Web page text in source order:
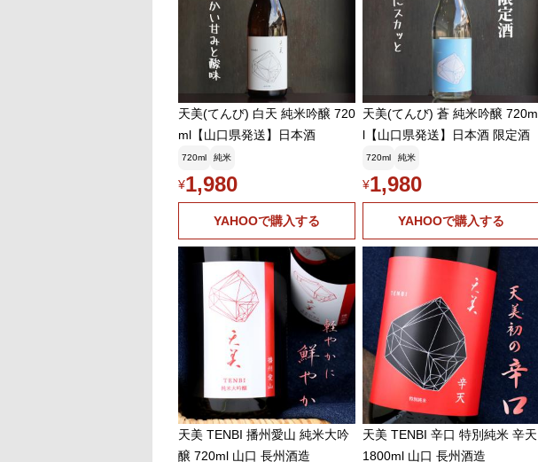
天美(てんび) 白天 純米吟醸 720
ml【山口県発送】日本酒
720ml 純米
¥1,980
YAHOOで購入する
天美(てんび) 蒼 純米吟醸 720m
l【山口県発送】日本酒 限定酒
720ml 純米
¥1,980
YAHOOで購入する
天美 TENBI 播州愛山 純米大吟
醸 720ml 山口 長州酒造
天美 TENBI 辛口 特別純米 辛天
1800ml 山口 長州酒造